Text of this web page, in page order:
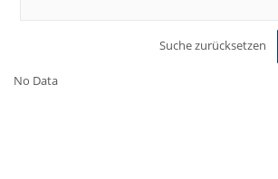
Suche zurücksetzen
No Data